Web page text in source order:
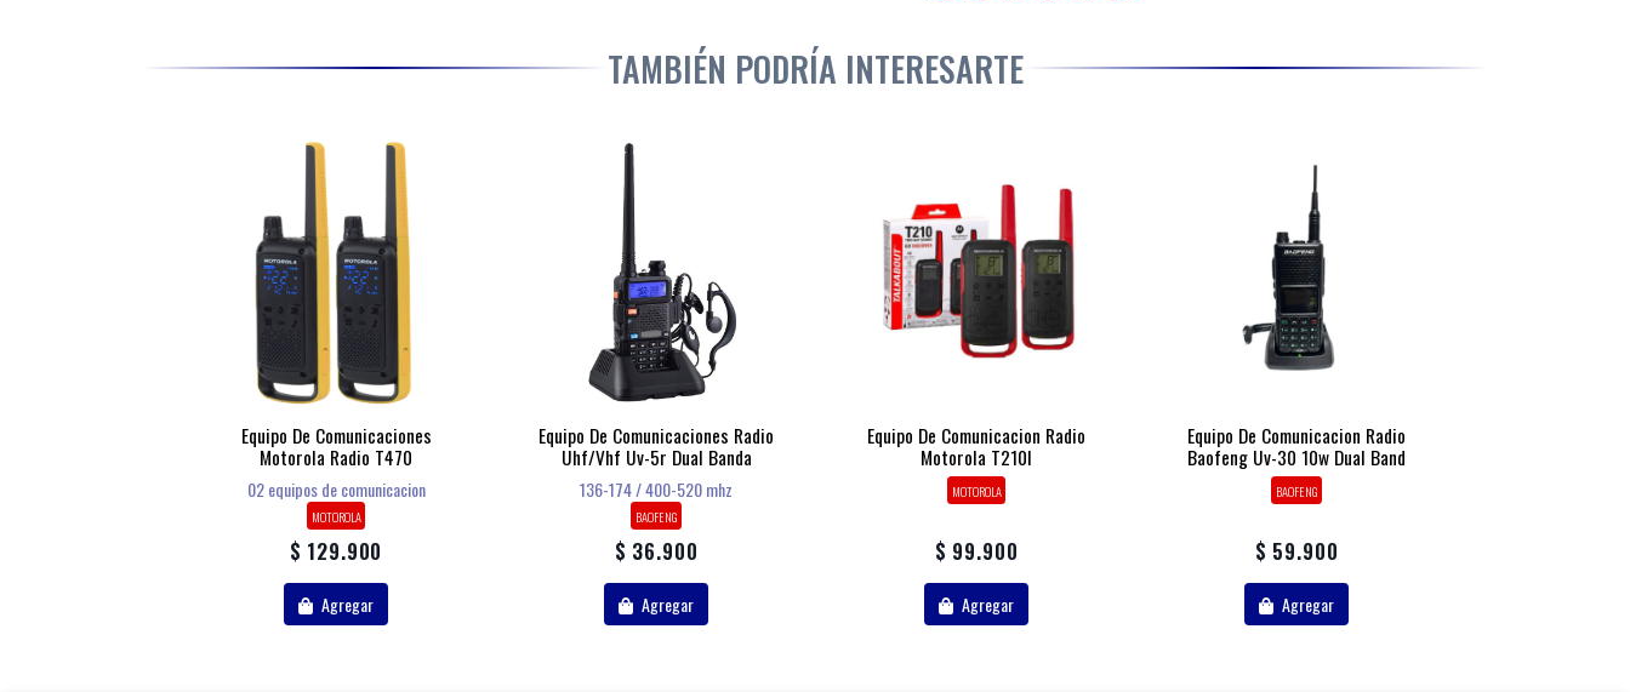
TAMBIÉN PODRÍA INTERESARTE
Equipo De Comunicaciones
Motorola Radio T470
02 equipos de comunicacion
MOTOROLA
$ 129.900
Agregar
Equipo De Comunicaciones Radio
Uhf/vhf Uv-5r Dual Banda
136-174 / 400-520 mhz
BAOFENG
$ 36.900
Agregar
Equipo De Comunicacion Radio
Motorola T210l
MOTOROLA
$ 99.900
Agregar
Equipo De Comunicacion Radio
Baofeng Uv-30 10w Dual Band
BAOFENG
$ 59.900
Agregar